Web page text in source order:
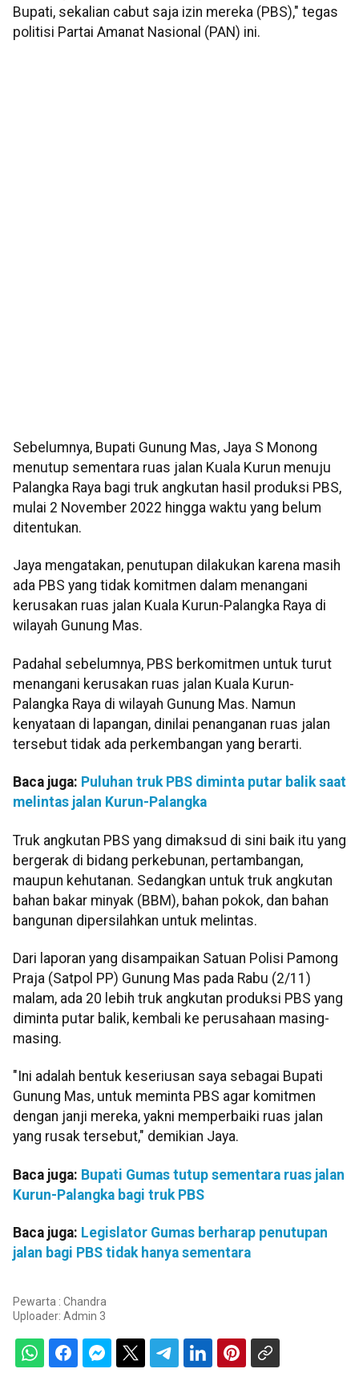
Bupati, sekalian cabut saja izin mereka (PBS)," tegas
politisi Partai Amanat Nasional (PAN) ini.
Sebelumnya, Bupati Gunung Mas, Jaya S Monong
menutup sementara ruas jalan Kuala Kurun menuju
Palangka Raya bagi truk angkutan hasil produksi PBS,
mulai 2 November 2022 hingga waktu yang belum
ditentukan.
Jaya mengatakan, penutupan dilakukan karena masih
ada PBS yang tidak komitmen dalam menangani
kerusakan ruas jalan Kuala Kurun-Palangka Raya di
wilayah Gunung Mas.
Padahal sebelumnya, PBS berkomitmen untuk turut
menangani kerusakan ruas jalan Kuala Kurun-
Palangka Raya di wilayah Gunung Mas. Namun
kenyataan di lapangan, dinilai penanganan ruas jalan
tersebut tidak ada perkembangan yang berarti.
Baca juga: Puluhan truk PBS diminta putar balik saat
melintas jalan Kurun-Palangka
Truk angkutan PBS yang dimaksud di sini baik itu yang
bergerak di bidang perkebunan, pertambangan,
maupun kehutanan. Sedangkan untuk truk angkutan
bahan bakar minyak (BBM), bahan pokok, dan bahan
bangunan dipersilahkan untuk melintas.
Dari laporan yang disampaikan Satuan Polisi Pamong
Praja (Satpol PP) Gunung Mas pada Rabu (2/11)
malam, ada 20 lebih truk angkutan produksi PBS yang
diminta putar balik, kembali ke perusahaan masing-
masing.
"Ini adalah bentuk keseriusan saya sebagai Bupati
Gunung Mas, untuk meminta PBS agar komitmen
dengan janji mereka, yakni memperbaiki ruas jalan
yang rusak tersebut," demikian Jaya.
Baca juga: Bupati Gumas tutup sementara ruas jalan
Kurun-Palangka bagi truk PBS
Baca juga: Legislator Gumas berharap penutupan
jalan bagi PBS tidak hanya sementara
Pewarta : Chandra
Uploader: Admin 3